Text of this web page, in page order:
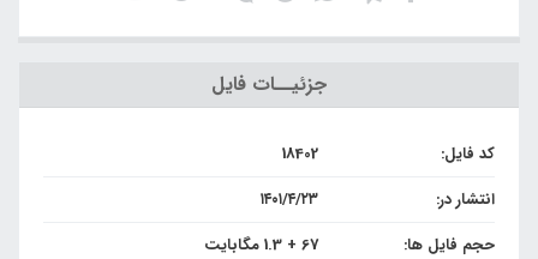
جزئیــات فایل
کد فایل:
18402
انتشار در:
۱۴۰۱/۴/۲۳
حجم فایل ها:
67 + 1.3 مگابایت